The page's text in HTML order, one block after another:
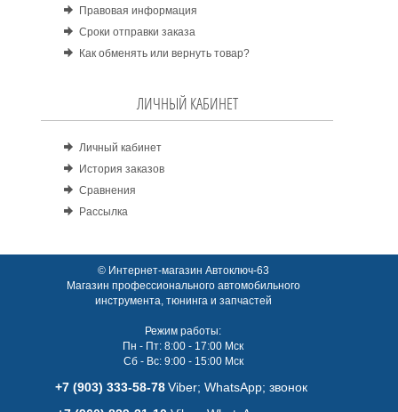
Правовая информация
Сроки отправки заказа
Как обменять или вернуть товар?
ЛИЧНЫЙ КАБИНЕТ
Личный кабинет
История заказов
Сравнения
Рассылка
© Интернет-магазин Автоключ-63
Магазин профессионального автомобильного
инструмента, тюнинга и запчастей
Режим работы:
Пн - Пт: 8:00 - 17:00 Мск
Сб - Вс: 9:00 - 15:00 Мск
+7 (903) 333-58-78 Viber; WhatsАpp; звонок